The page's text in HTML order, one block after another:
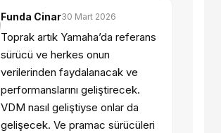
Funda Cinar30 Mart 2026
Toprak artık Yamaha’da referans
sürücü ve herkes onun
verilerinden faydalanacak ve
performanslarını geliştirecek.
VDM nasıl geliştiyse onlar da
gelişecek. Ve pramac sürücüleri